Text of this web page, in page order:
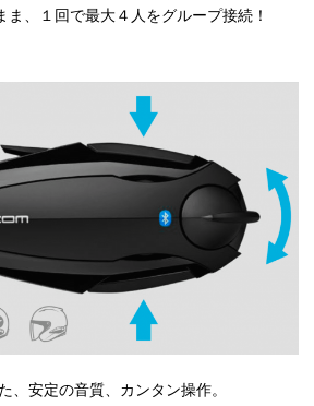
、１回で最大４人をグループ接続！
、安定の音質、カンタン操作。